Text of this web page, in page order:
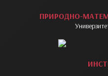
ПРИРОДНО-